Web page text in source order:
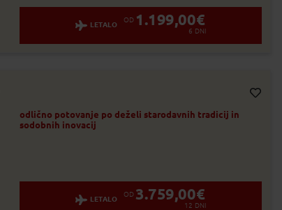
LETALO
OD 1.199,00€
6 DNI
Dodaj v Moj izbor
odlično potovanje po deželi starodavnih tradicij in
sodobnih inovacij
LETALO
OD 3.759,00€
12 DNI